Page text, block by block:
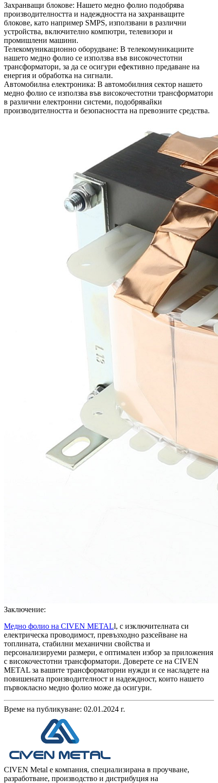
Захранващи блокове: Нашето медно фолио подобрява
производителността и надеждността на захранващите
блокове, като например SMPS, използвани в различни
устройства, включително компютри, телевизори и
промишлени машини.
Телекомуникационно оборудване: В телекомуникациите
нашето медно фолио се използва във високочестотни
трансформатори, за да се осигури ефективно предаване на
енергия и обработка на сигнали.
Автомобилна електроника: В автомобилния сектор нашето
медно фолио се използва във високочестотни трансформатори
в различни електронни системи, подобрявайки
производителността и безопасността на превозните средства.
Заключение:
Медно фолио на CIVEN METALl, с изключителната си
електрическа проводимост, превъзходно разсейване на
топлината, стабилни механични свойства и
персонализируеми размери, е оптимален избор за приложения
с високочестотни трансформатори. Доверете се на CIVEN
METAL за вашите трансформаторни нужди и се насладете на
повишената производителност и надеждност, които нашето
първокласно медно фолио може да осигури.
Време на публикуване: 02.01.2024 г.
CIVEN Metal е компания, специализирана в проучване,
разработване, производство и дистрибуция на